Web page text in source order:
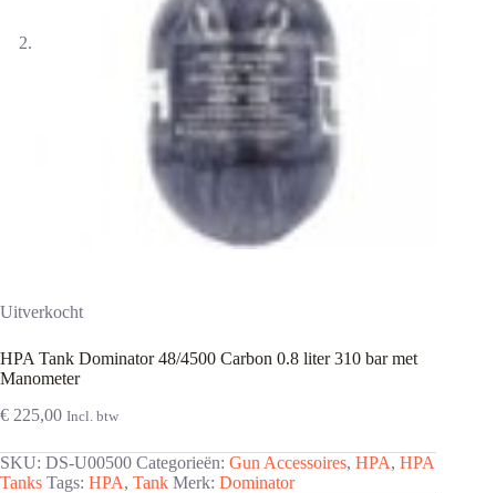
Uitverkocht
HPA Tank Dominator 48/4500 Carbon 0.8 liter 310 bar met
Manometer
€ 225,00 Incl. btw
SKU: DS-U00500 Categorieën: Gun Accessoires, HPA, HPA
Tanks Tags: HPA, Tank Merk: Dominator